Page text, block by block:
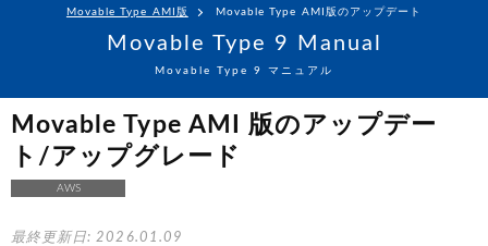
Movable Type AMI版 Movable Type AMI版のアップデート
Movable Type 9 Manual
Movable Type 9 マニュアル
Movable Type AMI 版のアップデー
ト/アップグレード
AWS
最終更新日: 2026.01.09